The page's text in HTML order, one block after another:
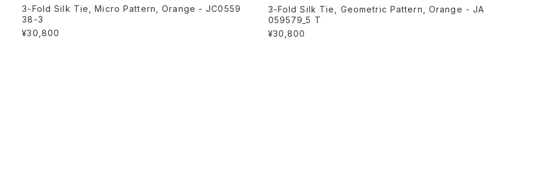
3-Fold Silk Tie, Micro Pattern, Orange - JC0559
38-3
¥30,800
3-Fold Silk Tie, Geometric Pattern, Orange - JA
059579_5 T
¥30,800